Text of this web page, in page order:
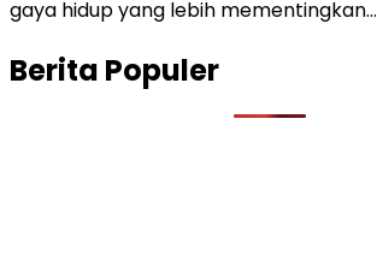
gaya hidup yang lebih mementingkan…
Berita Populer